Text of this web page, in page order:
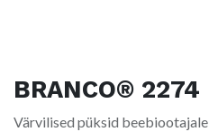
BRANCO® 2274
Värvilised püksid beebiootajale